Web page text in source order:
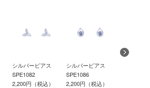
シルバーピアス
SPE1082
2,200円（税込）
シルバーピアス
SPE1086
2,200円（税込）